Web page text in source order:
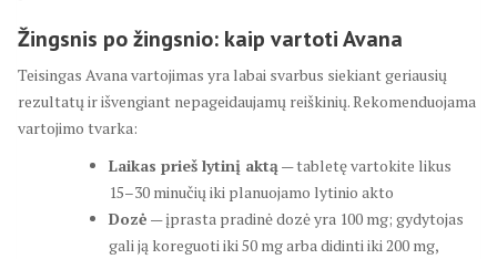
Žingsnis po žingsnio: kaip vartoti Avana
Teisingas Avana vartojimas yra labai svarbus siekiant geriausių
rezultatų ir išvengiant nepageidaujamų reiškinių. Rekomenduojama
vartojimo tvarka:
Laikas prieš lytinį aktą — tabletę vartokite likus
15–30 minučių iki planuojamo lytinio akto
Dozė — įprasta pradinė dozė yra 100 mg; gydytojas
gali ją koreguoti iki 50 mg arba didinti iki 200 mg,